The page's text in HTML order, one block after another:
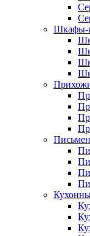
Шкафы-